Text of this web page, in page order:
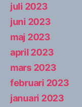
juli 2023
juni 2023
maj 2023
april 2023
mars 2023
februari 2023
januari 2023